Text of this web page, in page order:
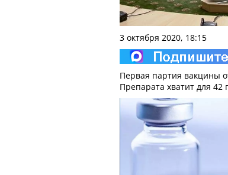
3 октября 2020, 18:15
Первая партия вакцины
Препарата хватит для 42